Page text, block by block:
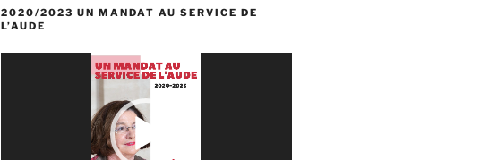
2020/2023 UN MANDAT AU SERVICE DE
L’AUDE